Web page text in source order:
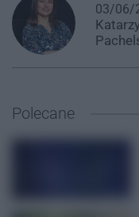
03/06/
Polecane